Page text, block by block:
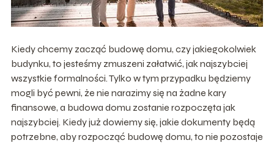
Kiedy chcemy zacząć budowę domu, czy jakiegokolwiek
budynku, to jesteśmy zmuszeni załatwić, jak najszybciej
wszystkie formalności. Tylko w tym przypadku będziemy
mogli być pewni, że nie narazimy się na żadne kary
finansowe, a budowa domu zostanie rozpoczęta jak
najszybciej. Kiedy już dowiemy się, jakie dokumenty będą
potrzebne, aby rozpocząć budowę domu, to nie pozostaje